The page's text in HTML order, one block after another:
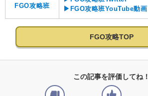
FGO攻略班
▶FGO攻略班YouTube動画
FGO攻略TOP
この記事を評価してね！